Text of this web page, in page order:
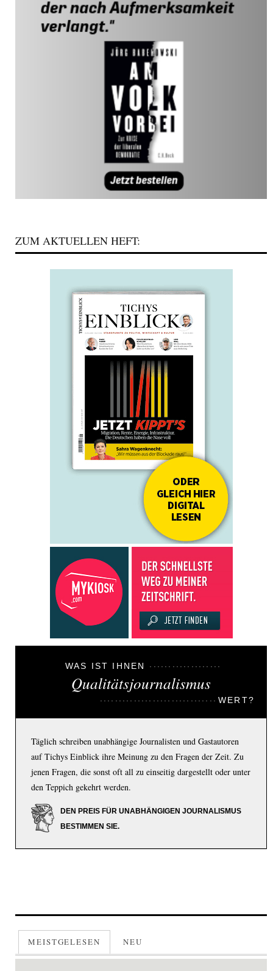
ZUM AKTUELLEN HEFT:
WAS IST IHNEN
Qualitätsjournalismus
WERT?
Täglich schreiben unabhängige Journalisten und Gastautoren
auf Tichys Einblick ihre Meinung zu den Fragen der Zeit. Zu
jenen Fragen, die sonst oft all zu einseitig dargestellt oder unter
den Teppich gekehrt werden.
DEN PREIS FÜR UNABHÄNGIGEN JOURNALISMUS
BESTIMMEN SIE.
MEISTGELESEN NEU